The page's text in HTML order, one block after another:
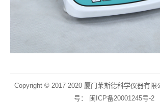
Copyright © 2017-2020 厦门莱斯德科学仪器有限
号： 闽ICP备20001245号-2